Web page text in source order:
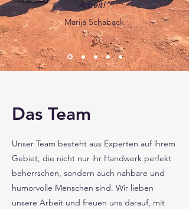
Arbeit!"
Marija Schaback
Das Team
Unser Team besteht aus Experten auf ihrem
Gebiet, die nicht nur ihr Handwerk perfekt
beherrschen, sondern auch nahbare und
humorvolle Menschen sind. Wir lieben
unsere Arbeit und freuen uns darauf, mit